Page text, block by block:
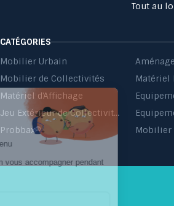
Tout au
CATÉGORIES
Mobilier Urbain
Mobilier de Collectivités
Matériel
Matériel d'Affichage
Jeu Extérieur de Collectivités
Probbax®
Mobilier